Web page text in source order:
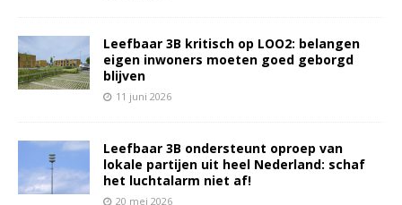
Leefbaar 3B kritisch op LOO2: belangen
eigen inwoners moeten goed geborgd
blijven
11 juni 2026
Leefbaar 3B ondersteunt oproep van
lokale partijen uit heel Nederland: schaf
het luchtalarm niet af!
20 mei 2026